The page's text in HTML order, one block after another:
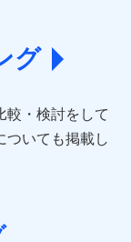
www.e-
sonpo)
グ
較・検討をして
ついても掲載し